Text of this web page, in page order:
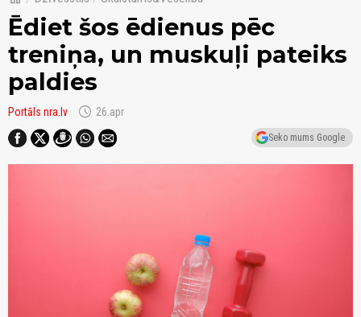
Ēdiet šos ēdienus pēc
treniņa, un muskuļi pateiks
paldies
Portāls nra.lv schedule 26.apr
Seko mums Google